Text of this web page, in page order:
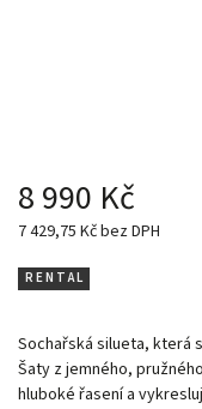
8 990 Kč
7 429,75 Kč bez DPH
Sochařská silueta, která
Šaty z jemného,
hluboké řasení a
R E N T A L